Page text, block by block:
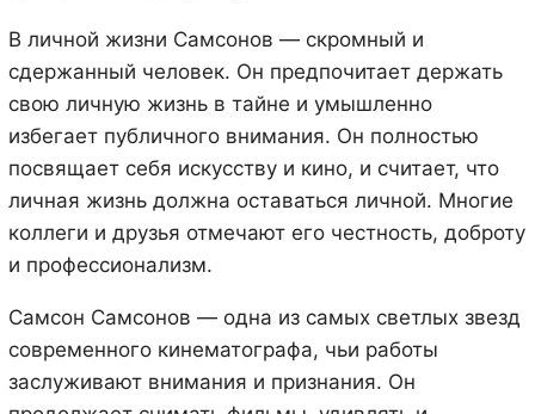
В личной жизни Самсонов — скромный и
сдержанный человек. Он предпочитает держать
свою личную жизнь в тайне и умышленно
избегает публичного внимания. Он полностью
посвящает себя искусству и кино, и считает, что
личная жизнь должна оставаться личной. Многие
коллеги и друзья отмечают его честность, доброту
и профессионализм.
Самсон Самсонов — одна из самых светлых звезд
современного кинематографа, чьи работы
заслуживают внимания и признания. Он